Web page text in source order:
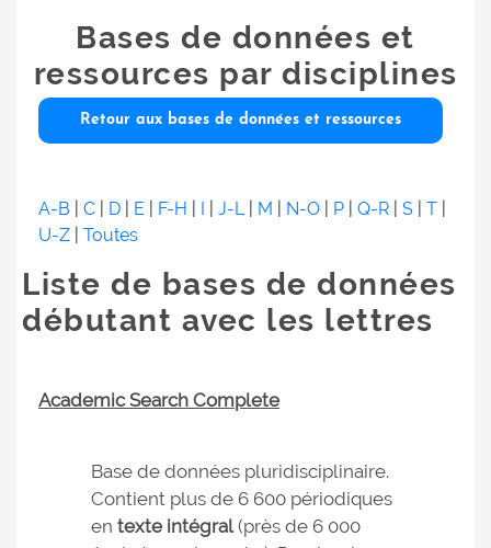
Bases de données et
ressources par disciplines
Retour aux bases de données et ressources
A-B C D E F-H I J-L| M N-O P Q-R S T
U-Z
Toutes
Liste de bases de données
débutant avec les lettres
Academic Search Complete
Base de données pluridisciplinaire.
Contient plus de 6 600 périodiques
en texte intégral(près de 6 000